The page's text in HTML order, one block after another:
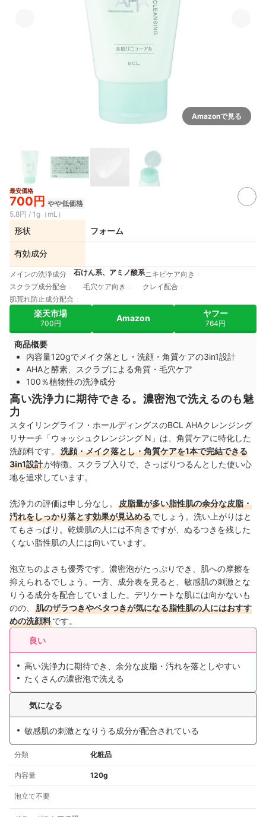
Amazonで見る
最安価格
700円 やや低価格
5.8円 / 1g（mL）
形状 フォーム
有効成分
メインの洗浄成分 石けん系、アミノ酸系ニキビケア向き
スクラブ成分配合
毛穴ケア向き
クレイ配合
肌荒れ防止成分配合
楽天市場
700円
Amazon ヤフー
764円
商品概要
内容量120gでメイク落とし・洗顔・角質ケアの3in1設計
AHAと酵素、スクラブによる角質・毛穴ケア
100％植物性の洗浄成分
高い洗浄力に期待できる。濃密泡で洗えるのも魅
力
スタイリングライフ・ホールディングスのBCL AHAクレンジング
リサーチ「ウォッシュクレンジング N」は、角質ケアに特化した
洗顔料です。
洗顔・メイク落とし・角質ケアを1本で完結できる
3in1設計が特徴。スクラブ入りで、さっぱりつるんとした使い心
地を追求しています。
洗浄力の評価は申し分なし。
皮脂量が多い脂性肌の余分な皮脂・
汚れをしっかり落とす効果が見込めるでしょう。洗い上がりはと
てもさっぱり。乾燥肌の人には不向きですが、ぬるつきを残した
くない脂性肌の人には向いています。
泡立ちのよさも優秀です。濃密泡がたっぷりでき、肌への摩擦を
抑えられるでしょう。一方、成分表を見ると、敏感肌の刺激とな
りうる成分を配合していました。デリケートな肌には向かないも
のの、
肌のザラつきやベタつきが気になる脂性肌の人にはおすす
めの洗顔料です。
良い
高い洗浄力に期待でき、余分な皮脂・汚れを落としやすい
たくさんの濃密泡で洗える
気になる
敏感肌の刺激となりうる成分が配合されている
分類 化粧品
内容量 120g
泡立て不要